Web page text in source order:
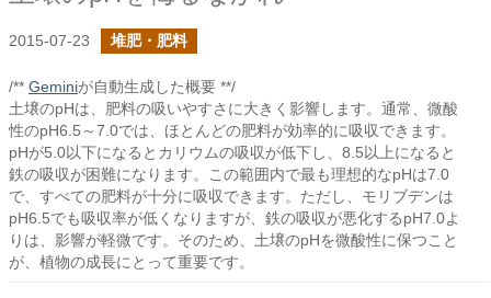
2015-07-23 堆肥・肥料
/** Geminiが自動生成した概要 **/
土壌のpHは、肥料の吸いやすさに大きく影響します。通常、微酸
性のpH6.5～7.0では、ほとんどの肥料が効率的に吸収できます。
pHが5.0以下になるとカリウムの吸収が低下し、8.5以上になると
鉄の吸収が困難になります。この範囲内で最も理想的なpHは7.0
で、すべての肥料が十分に吸収できます。ただし、モリブデンは
pH6.5でも吸収率が低くなりますが、鉄の吸収が悪化するpH7.0よ
りは、影響が軽微です。そのため、土壌のpHを微酸性に保つこと
が、植物の成長にとって重要です。